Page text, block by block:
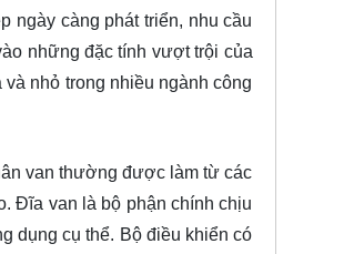
ngày càng phát triển, nhu cầu
những đặc tính vượt trội của
nhỏ trong nhiều ngành công
van thường được làm từ các
Đĩa van là bộ phận chính chịu
dụng cụ thể. Bộ điều khiển có